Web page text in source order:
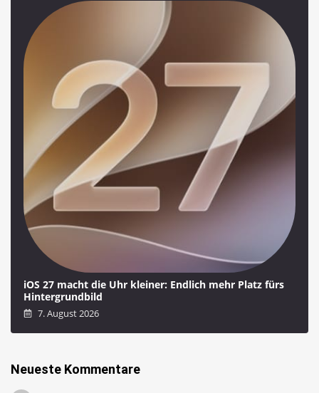
iOS 27 macht die Uhr kleiner: Endlich mehr Platz fürs
Hintergrundbild
7. August 2026
Neueste Kommentare